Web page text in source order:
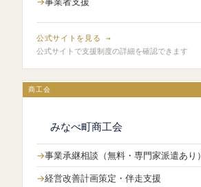
公式サイトを見る →
公式サイトで支援制度の詳細を確認できます
商工会
みなべ町商工会
事業承継相談（無料・専門家派遣あり）
経営改善計画策定・伴走支援